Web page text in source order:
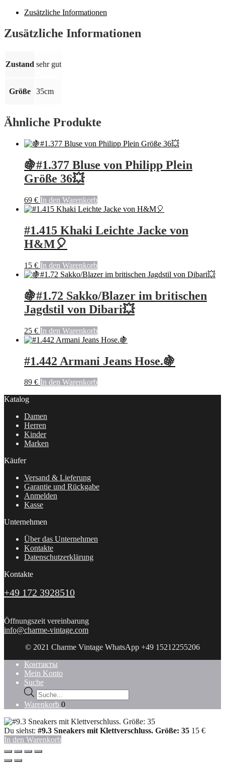
Klettverschluss.
35
Menge
Zusätzliche Informationen
Zusätzliche Informationen
Zustand sehr gut
Größe 35cm
Ähnliche Produkte
🍇#1.377 Bluse von Philipp Plein
Größe 36💥
69 € In den Warenkorb
#1.415 Khaki Leichte Jacke von
H&M🎈
15 € In den Warenkorb
🍇#1.72 Sakko/Blazer im britischen
Jagdstil von Dibari💥
25 € In den Warenkorb
#1.442 Armani Jeans Hose.🍇
89 € In den Warenkorb
Katalog
Damen
Herren
Kinder
Marken
Käufer
Versand & Lieferung
Garantie und Rückgabe
Anmelden
Kasse
Unternehmen
Über das Unternehmen
Kontakte
Datenschutzerklärung
Kontakte
+49 172 3928510
Öffnungszeit vereinbarung
info@charme-vintage.com
© 2021 Charme Vintage WhatsApp +49 15212255206
Контакты
Mein Konto
Suche
Products
search
Warenkorb 0
Du siehst: #9.3 Sneakers mit Klettverschluss. Größe: 35 15 €
In den Warenkorb